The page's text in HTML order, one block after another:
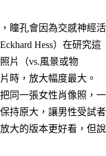
瞳孔會因為交感神經活
Hess）在研究這
片（vs.風景或物
時，放大幅度最大。
同一張女性肖像照，一
持原大，讓男性受試者
大的版本更好看，但說